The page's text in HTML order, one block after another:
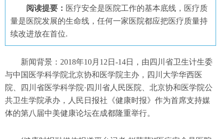
阅读提要： 医疗安全是医院工作的基本底线，医疗质
量是医院发展的生命线，任何一家医院都应把医疗质量持
续改进放在首位.
新闻背景：2018年10月12日-14日，由四川省卫生计生委
与中国医学科学院北京协和医学院主办，四川大学华西医
院、四川省医学科学院·四川省人民医院、北京协和医学院公
共卫生学院承办，人民日报社《健康时报》作为首席支持媒
体的第八届中美健康论坛在成都隆重举行。